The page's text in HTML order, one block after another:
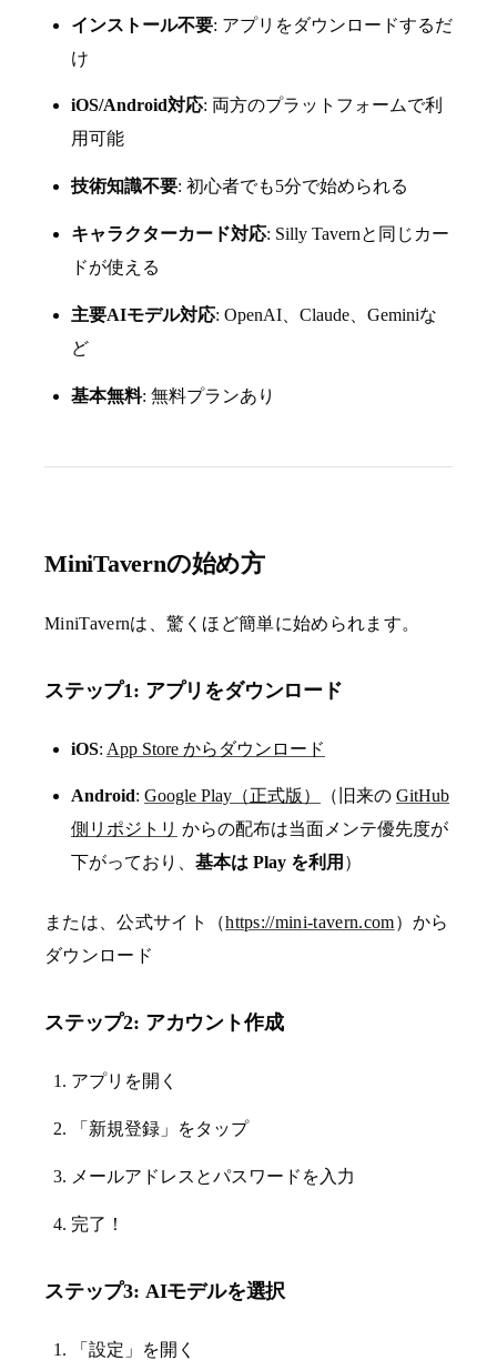
インストール不要: アプリをダウンロードするだ
け
iOS/Android対応: 両方のプラットフォームで利
用可能
技術知識不要: 初心者でも5分で始められる
キャラクターカード対応: Silly Tavernと同じカー
ドが使える
主要AIモデル対応: OpenAI、Claude、Geminiな
ど
基本無料: 無料プランあり
MiniTavernの始め方
MiniTavernは、驚くほど簡単に始められます。
ステップ1: アプリをダウンロード
iOS: App Store からダウンロード
Android: Google Play（正式版） （旧来の GitHub
側リポジトリ からの配布は当面メンテ優先度が
下がっており、 基本は Play を利用 ）
または、公式サイト（https://mini-tavern.com）から
ダウンロード
ステップ2: アカウント作成
アプリを開く
「新規登録」をタップ
メールアドレスとパスワードを入力
完了！
ステップ3: AIモデルを選択
「設定」を開く